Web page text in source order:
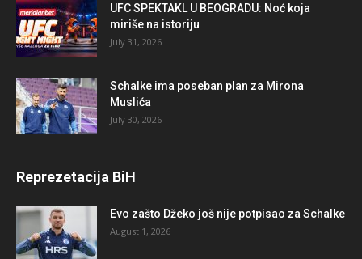
UFC SPEKTAKL U BEOGRADU: Noć koja
miriše na istoriju
July 31, 2026
Schalke ima poseban plan za Mirona
Muslića
July 30, 2026
Reprezetacija BiH
Evo zašto Džeko još nije potpisao za Schalke
August 1, 2026